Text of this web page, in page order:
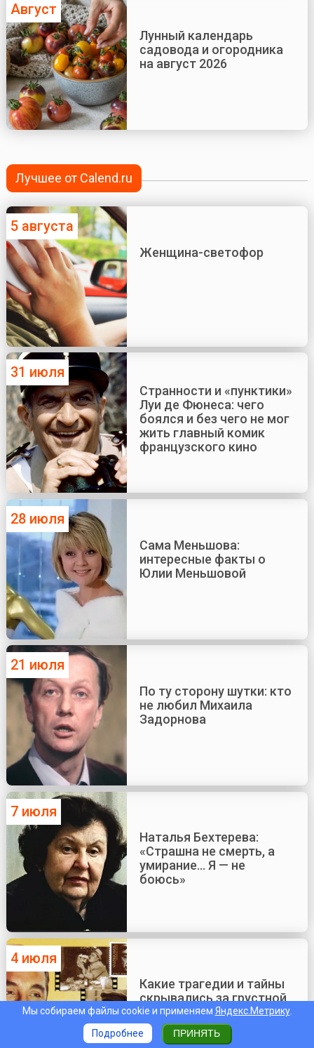
Август
Лунный календарь
садовода и огородника
на август 2026
Лучшее от Calend.ru
5 августа
Женщина-светофор
31 июля
Странности и «пунктики»
Луи де Фюнеса: чего
боялся и без чего не мог
жить главный комик
французского кино
28 июля
Сама Меньшова:
интересные факты о
Юлии Меньшовой
21 июля
По ту сторону шутки: кто
не любил Михаила
Задорнова
7 июля
Наталья Бехтерева:
«Страшна не смерть, а
умирание... Я — не
боюсь»
4 июля
Какие трагедии и тайны
скрывались за грустной
улыбкой Фрунзе
Мкртчяна?
Мы собираем файлы cookie и применяем Яндекс.Метрику.
Подробнее
ПРИНЯТЬ